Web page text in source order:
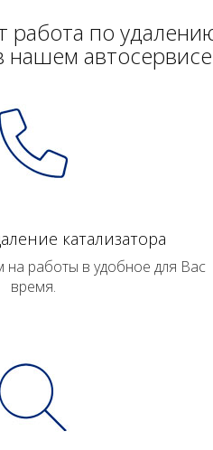
работа по
нашем автосервисе
катализатора
на работы в удобное для Вас
время.